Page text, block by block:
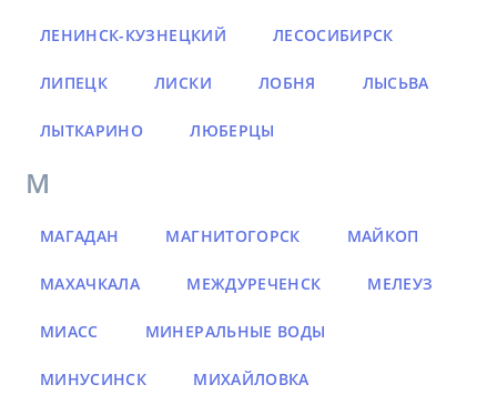
ЛЕНИНСК-КУЗНЕЦКИЙ ЛЕСОСИБИРСК
ЛИПЕЦК ЛИСКИ ЛОБНЯ ЛЫСЬВА
ЛЫТКАРИНО ЛЮБЕРЦЫ
М
МАГАДАН МАГНИТОГОРСК МАЙКОП
МАХАЧКАЛА МЕЖДУРЕЧЕНСК МЕЛЕУЗ
МИАСС МИНЕРАЛЬНЫЕ ВОДЫ
МИНУСИНСК МИХАЙЛОВКА